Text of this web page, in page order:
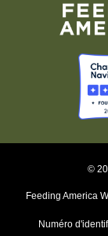
©
Feeding America
Numéro